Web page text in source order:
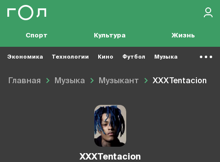
Спорт Культура Жизнь
Экономика Технологии Кино Футбол Музыка
Главная Музыка Музыкант XXXTentacion
XXXTentacion